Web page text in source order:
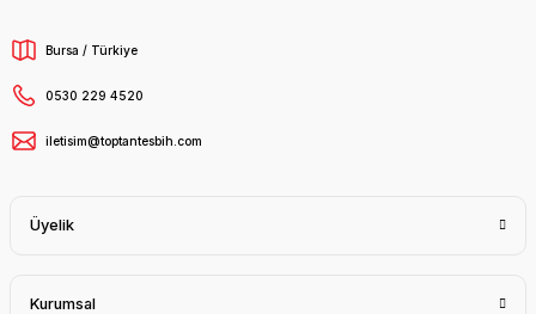
Bursa / Türkiye
0530 229 4520
iletisim@toptantesbih.com
Üyelik
Kurumsal